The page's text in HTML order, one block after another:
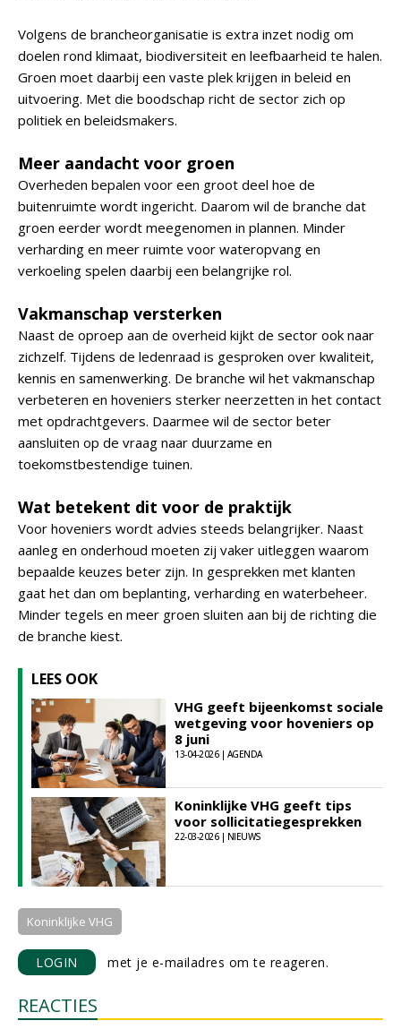
Volgens de brancheorganisatie is extra inzet nodig om
doelen rond klimaat, biodiversiteit en leefbaarheid te halen.
Groen moet daarbij een vaste plek krijgen in beleid en
uitvoering. Met die boodschap richt de sector zich op
politiek en beleidsmakers.
Meer aandacht voor groen
Overheden bepalen voor een groot deel hoe de
buitenruimte wordt ingericht. Daarom wil de branche dat
groen eerder wordt meegenomen in plannen. Minder
verharding en meer ruimte voor wateropvang en
verkoeling spelen daarbij een belangrijke rol.
Vakmanschap versterken
Naast de oproep aan de overheid kijkt de sector ook naar
zichzelf. Tijdens de ledenraad is gesproken over kwaliteit,
kennis en samenwerking. De branche wil het vakmanschap
verbeteren en hoveniers sterker neerzetten in het contact
met opdrachtgevers. Daarmee wil de sector beter
aansluiten op de vraag naar duurzame en
toekomstbestendige tuinen.
Wat betekent dit voor de praktijk
Voor hoveniers wordt advies steeds belangrijker. Naast
aanleg en onderhoud moeten zij vaker uitleggen waarom
bepaalde keuzes beter zijn. In gesprekken met klanten
gaat het dan om beplanting, verharding en waterbeheer.
Minder tegels en meer groen sluiten aan bij de richting die
de branche kiest.
LEES OOK
VHG geeft bijeenkomst sociale
wetgeving voor hoveniers op
8 juni
13-04-2026 | AGENDA
Koninklijke VHG geeft tips
voor sollicitatiegesprekken
22-03-2026 | NIEUWS
Koninklijke VHG
LOGIN met je e-mailadres om te reageren.
REACTIES